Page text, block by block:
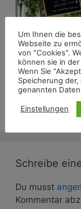
CSD Jena
Schreibe
Du musst
Kommentar
Um Ihnen die
Webseite zu
von "Cookies".
können sie in der
Wenn Sie
Speicherung
genannten
Einstellungen